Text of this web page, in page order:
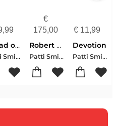
Bread of Angels
Patti Smith
€
175,00
Robert Mapplethorpe
Patti Smith-Andrew Sullivan
€ 11,99
Devotion
Patti Smith